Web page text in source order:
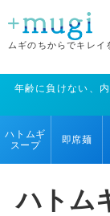
ムギのちからでキレイ
年齢に負けない、
ハトムギ
スープ
即席麺
ハトム